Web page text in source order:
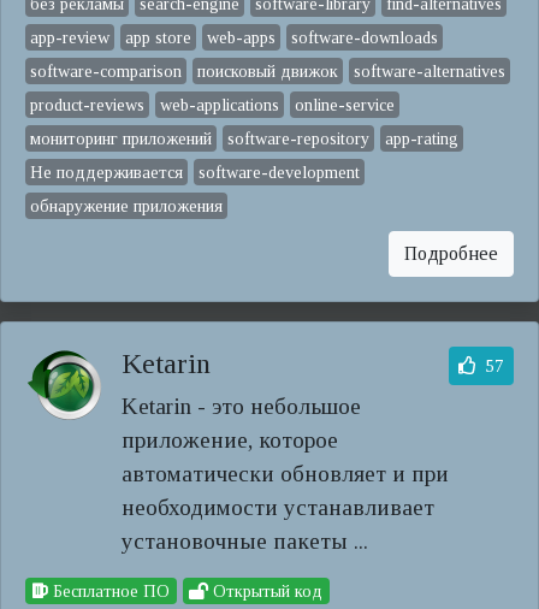
app-review
app store web-apps
software-downloads
software-comparison
поисковый движок
software-alternatives
product-reviews
web-applications
online-service
мониторинг приложений
software-repository
app-rating
Не поддерживается
software-development
обнаружение приложения
Подробнее
Ketarin
Ketarin - это небольшое
приложение, которое
автоматически обновляет и при
необходимости устанавливает
установочные пакеты ...
57
Бесплатное ПО Открытый код